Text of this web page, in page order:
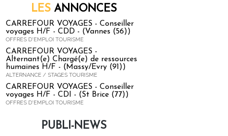
LES ANNONCES
CARREFOUR VOYAGES - Conseiller
voyages H/F - CDD - (Vannes (56))
OFFRES D'EMPLOI TOURISME
CARREFOUR VOYAGES -
Alternant(e) Chargé(e) de ressources
humaines H/F - (Massy/Evry (91))
ALTERNANCE / STAGES TOURISME
CARREFOUR VOYAGES - Conseiller
voyages H/F - CDI - (St Brice (77))
OFFRES D'EMPLOI TOURISME
PUBLI-NEWS